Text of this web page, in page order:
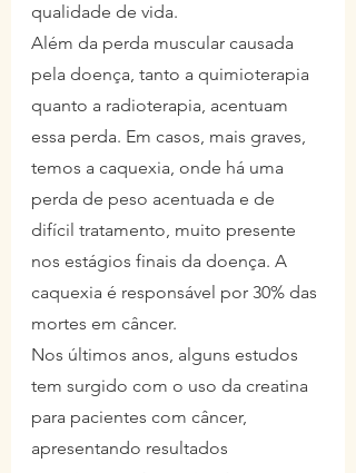
qualidade de vida.
Além da perda muscular causada
pela doença, tanto a quimioterapia
quanto a radioterapia, acentuam
essa perda. Em casos, mais graves,
temos a caquexia, onde há uma
perda de peso acentuada e de
difícil tratamento, muito presente
nos estágios finais da doença. A
caquexia é responsável por 30% das
mortes em câncer.
Nos últimos anos, alguns estudos
tem surgido com o uso da creatina
para pacientes com câncer,
apresentando resultados